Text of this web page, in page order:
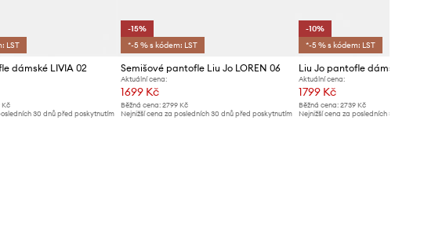
LST
dámské LIVIA 02
Kč
30 dnů před poskytnutím
-15%
*-5 % s kódem: LST
Semišové pantofle Liu Jo LOREN 06
Aktuální cena:
1699 Kč
Běžná cena:2799 Kč
Nejnižší cena za posledních 30 dnů před poskytnutím
-10%
*-5 % s kódem: LST
Aktuální cena:
1799 Kč
Běžná cena: 2739 Kč
Nejnižší cena za posledních 30 dnů